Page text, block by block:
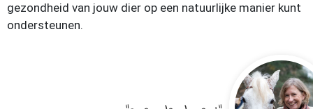
gezondheid van jouw dier op een natuurlijke manier kunt
ondersteunen.